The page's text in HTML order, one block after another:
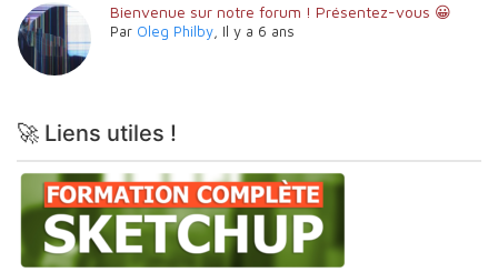
Bienvenue sur notre forum ! Présentez-vous 😀
Par Oleg Philby Il y a 6 ans
🚀 Liens utiles !